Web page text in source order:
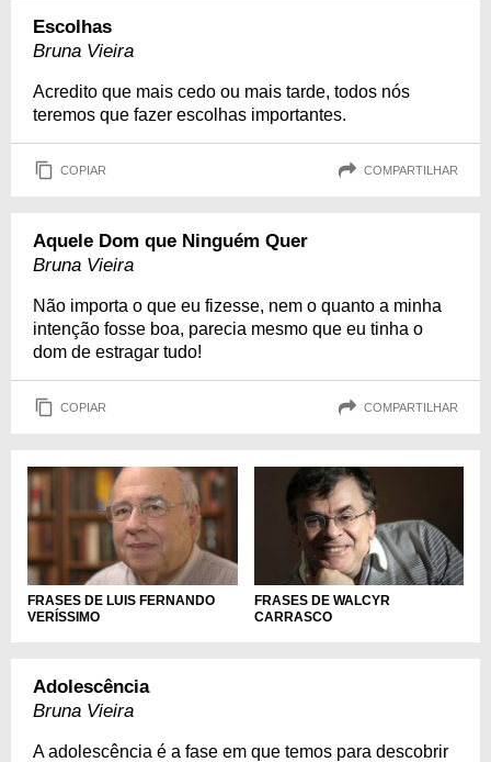
Escolhas
Bruna Vieira
Acredito que mais cedo ou mais tarde, todos nós
teremos que fazer escolhas importantes.
COPIAR COMPARTILHAR
Aquele Dom que Ninguém Quer
Bruna Vieira
Não importa o que eu fizesse, nem o quanto a minha
intenção fosse boa, parecia mesmo que eu tinha o
dom de estragar tudo!
COPIAR COMPARTILHAR
FRASES DE LUIS FERNANDO
VERÍSSIMO
FRASES DE WALCYR
CARRASCO
Adolescência
Bruna Vieira
A adolescência é a fase em que temos para descobrir